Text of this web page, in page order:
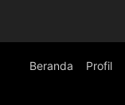
Beranda Profil